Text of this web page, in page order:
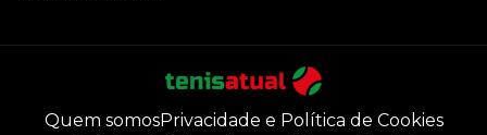
Quem somosPrivacidade e Política de Cookies